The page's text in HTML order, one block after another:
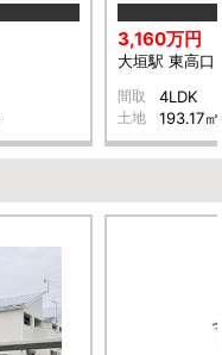
3,160万円
大垣駅 東高口
間取 4LDK
土地 193.17㎡